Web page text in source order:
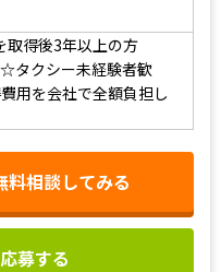
取得後3年以上の方
☆タクシー未経験者歓
用を会社で全額負担し
料相談してみる
募する